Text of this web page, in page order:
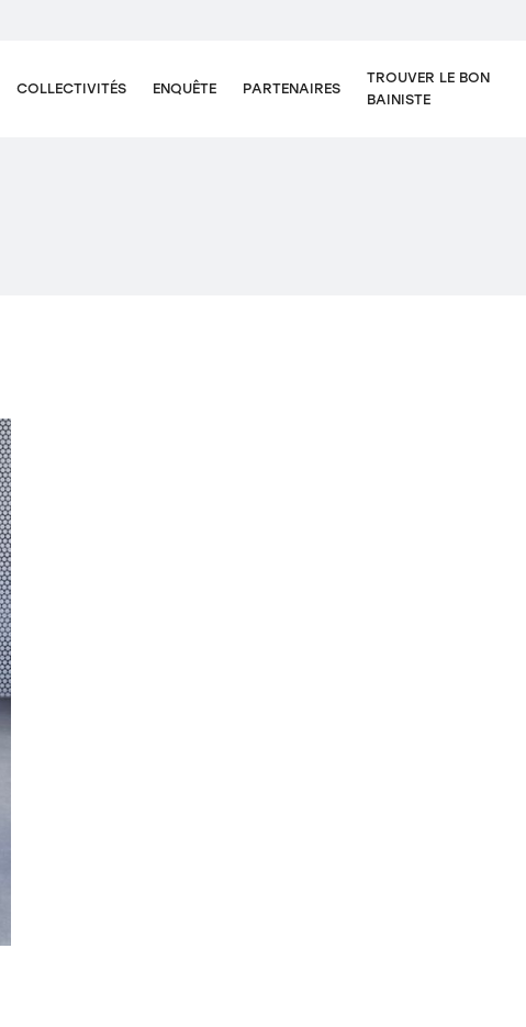
COLLECTIVITÉS ENQUÊTE PARTENAIRES
TROUVER LE BON
BAINISTE